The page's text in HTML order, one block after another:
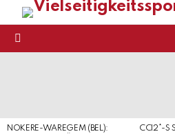
NOKERE-WAREGEM (BEL):
CCI2*-S